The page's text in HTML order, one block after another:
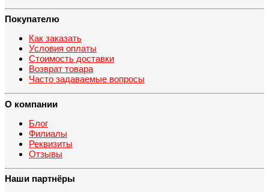
Покупателю
Как заказать
Условия оплаты
Стоимость доставки
Возврат товара
Часто задаваемые вопросы
О компании
Блог
Филиалы
Реквизиты
Отзывы
Наши партнёры